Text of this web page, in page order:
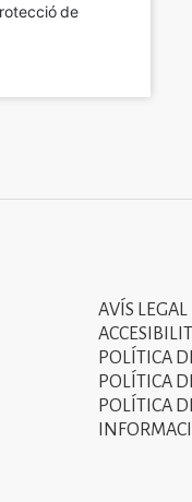
de
Tercer
menú
peu
AVÍS LEGAL
POLÍTICA
POLÍTICA
POLÍTICA